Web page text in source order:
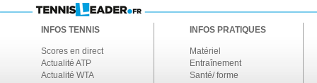
INFOS TENNIS
Scores en direct
Actualité ATP
Actualité WTA
INFOS PRATIQUES
Matériel
Entraînement
Santé/ forme